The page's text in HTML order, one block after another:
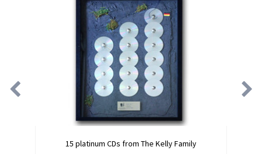
15 platinum CDs from The Kelly Family